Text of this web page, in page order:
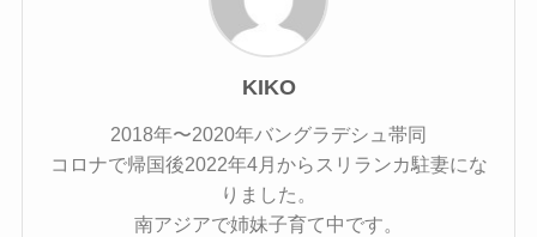
KIKO
2018年〜2020年バングラデシュ帯同
コロナで帰国後2022年4月からスリランカ駐妻にな
りました。
南アジアで姉妹子育て中です。